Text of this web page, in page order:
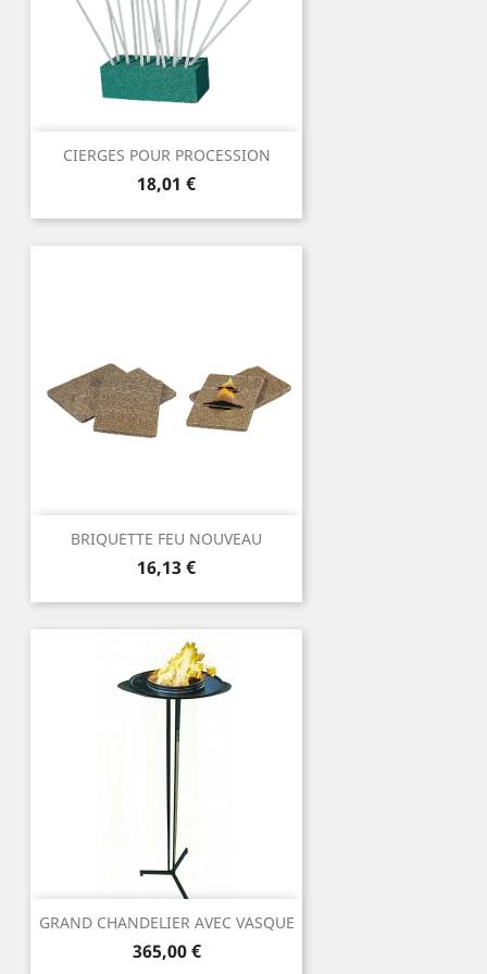
CIERGES POUR PROCESSION
Prix
18,01 €
BRIQUETTE FEU NOUVEAU
Prix
16,13 €
GRAND CHANDELIER AVEC VASQUE
Prix
365,00 €